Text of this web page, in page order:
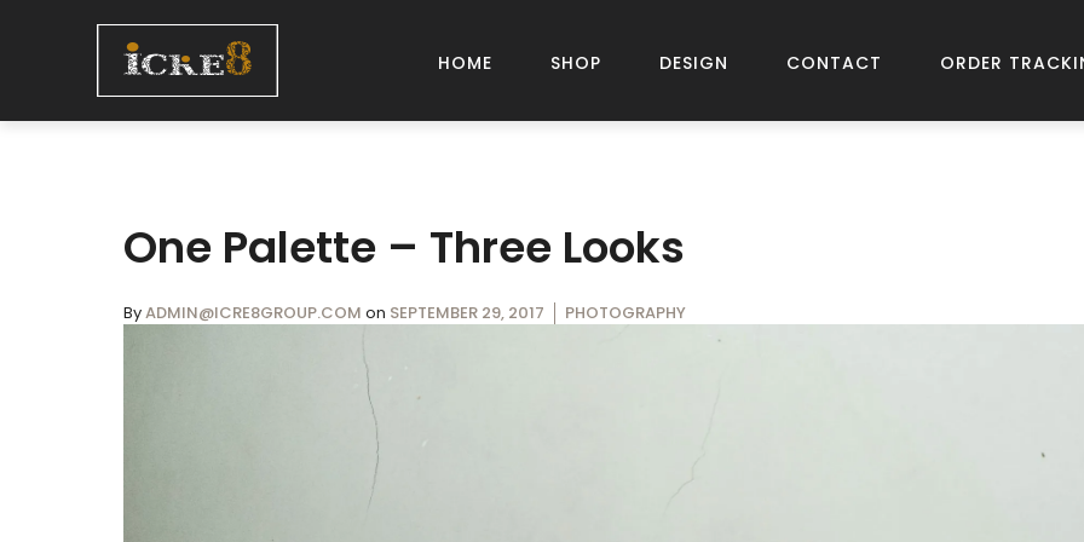
HOME SHOP DESIGN CONTACT ORDER
One Palette – Three Looks
ByADMIN@ICRE8GROUP.COM on SEPTEMBER 29, 2017 PHOTOGRAPHY